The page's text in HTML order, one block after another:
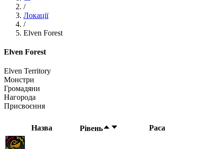
/
Локації
/
Elven Forest
Elven Forest
Elven Territory
Монстри
Громадяни
Нагорода
Присвоєння
Назва Рівень Раса